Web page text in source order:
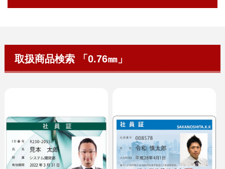
取扱商品検索 「0.76㎜」